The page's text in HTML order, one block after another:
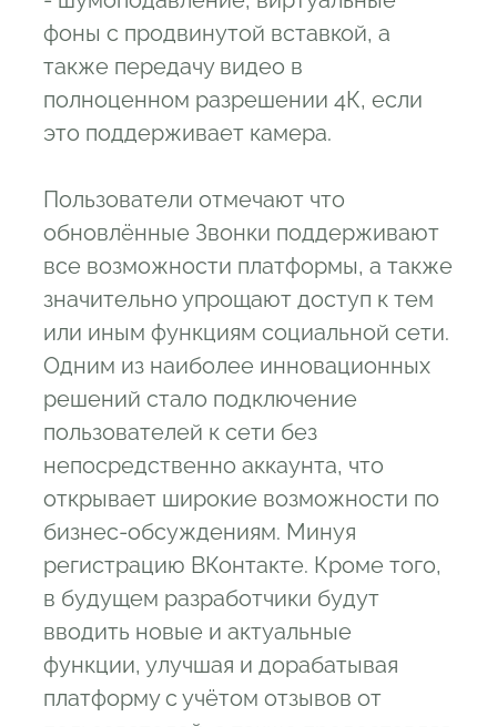
фоны с продвинутой вставкой, а
также передачу видео в
полноценном разрешении 4К, если
это поддерживает камера.
Пользователи отмечают что
обновлённые Звонки поддерживают
все возможности платформы, а также
значительно упрощают доступ к тем
или иным функциям социальной сети.
Одним из наиболее инновационных
решений стало подключение
пользователей к сети без
непосредственно аккаунта, что
открывает широкие возможности по
бизнес-обсуждениям. Минуя
регистрацию ВКонтакте. Кроме того,
в будущем разработчики будут
вводить новые и актуальные
функции, улучшая и дорабатывая
платформу с учётом отзывов от